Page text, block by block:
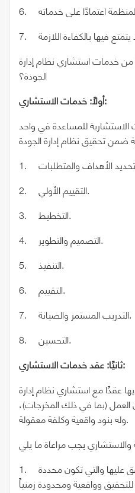
خدمات استشاري نظام إدارة
الجودة؟
أولًا: خدمات الاستشاري:
للمساعدة في واحد
2. التقييم الأولي.
3. التخطيط.
4. التصميم والتطوير.
5. التنفيذ.
6. التقييم.
7. التدريب المستمر والصيانة.
8. التحسين.
ثانيًا: عقد خدمات الاستشاري:
عقدًا مع استشاري نظام إدارة
(بما في ذلك المخرجات)،
وله بنود واقعية وكلفة معقولة.
1. تحديد أهداف العقد المتفق عليها والتي تكون محددة